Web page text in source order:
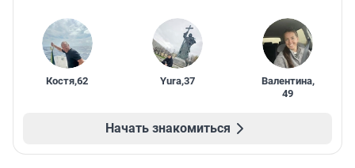
Костя,62 Yura,37 Валентина,
49
Начать знакомиться